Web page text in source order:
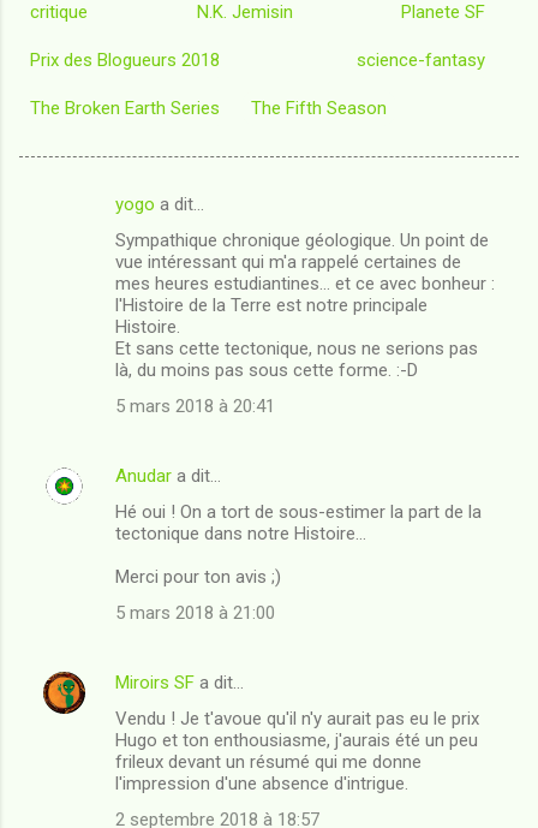
critique N.K. Jemisin Planete SF
Prix des Blogueurs 2018 science-fantasy
The Broken Earth Series The Fifth Season
i
yogo a dit…
Sympathique chronique géologique. Un point de
vue intéressant qui m'a rappelé certaines de
mes heures estudiantines... et ce avec bonheur :
l'Histoire de la Terre est notre principale
Histoire.
Et sans cette tectonique, nous ne serions pas
là, du moins pas sous cette forme. :-D
5 mars 2018 à 20:41
Anudar a dit…
Hé oui ! On a tort de sous-estimer la part de la
tectonique dans notre Histoire...
Merci pour ton avis ;)
5 mars 2018 à 21:00
Miroirs SF a dit…
Vendu ! Je t'avoue qu'il n'y aurait pas eu le prix
Hugo et ton enthousiasme, j'aurais été un peu
frileux devant un résumé qui me donne
l'impression d'une absence d'intrigue.
2 septembre 2018 à 18:57